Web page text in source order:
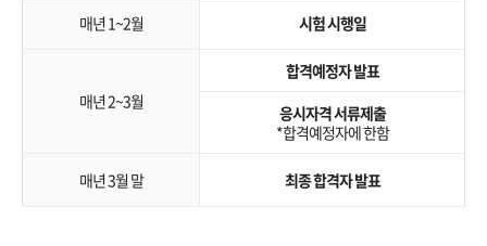
매년 1~2월 시험 시행일
매년 2~3월
합격예정자 발표
응시자격 서류제출
*합격예정자에 한함
매년 3월 말 최종 합격자 발표